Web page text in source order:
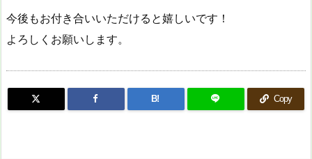
今後もお付き合いいただけると嬉しいです！
よろしくお願いします。
B! Copy